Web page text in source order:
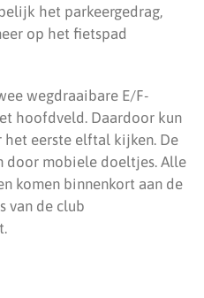
het parkeergedrag,
op het fietspad
wegdraaibare E/F-
hoofdveld. Daardoor kun
het eerste elftal kijken. De
door mobiele doeltjes. Alle
komen binnenkort aan de
van de club